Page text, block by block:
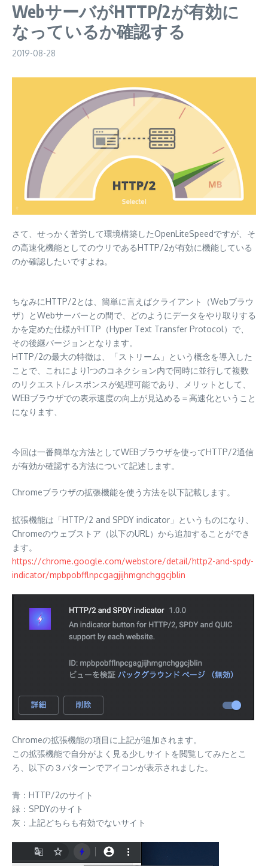
WebサーバがHTTP/2が有効に
なっているか確認する
2019-08-28
さて、せっかく苦労して環境構築したOpenLiteSpeedですが、そ
の高速化機能としてのウリであるHTTP/2が有効に機能している
のか確認したいですよね。
ちなみにHTTP/2とは、簡単に言えばクライアント（Webブラウ
ザ）とWebサーバーとの間で、どのようにデータをやり取りする
かを定めた仕様がHTTP（Hyper Text Transfer Protocol）で、
その後継バージョンとなります。
HTTP/2の最大の特徴は、「ストリーム」という概念を導入した
ことで、これにより1つのコネクション内で同時に並行して複数
のリクエスト/レスポンスが処理可能であり、メリットとして、
WEBブラウザでの表示速度の向上が見込める＝高速化ということ
になります、
今回は一番簡単な方法としてWEBブラウザを使ってHTTP/2通信
が有効か確認する方法について記述します。
Chromeブラウザの拡張機能を使う方法を以下記載します。
拡張機能は「HTTP/2 and SPDY indicator」というものになり、
Chromeのウェブストア（以下のURL）から追加することができ
ます。
https://chrome.google.com/webstore/detail/http2-and-spdy-
indicator/mpbpobfflnpcgagjijhmgnchggcjblin
Chromeの拡張機能の項目に上記が追加されます。
この拡張機能で自分がよく見る少しサイトを閲覧してみたとこ
ろ、以下の３パターンでアイコンが表示されました。
青：HTTP/2のサイト
緑：SPDYのサイト
灰：上記どちらも有効でないサイト